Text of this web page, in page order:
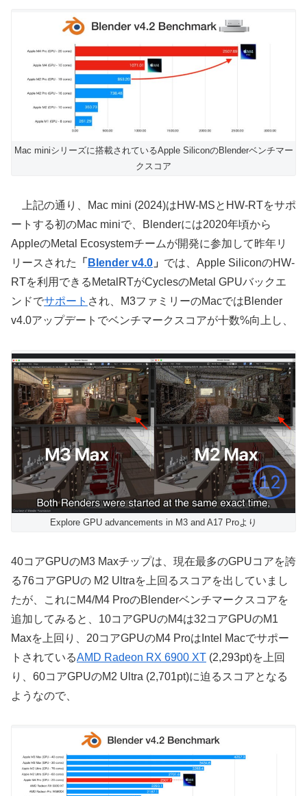
Mac miniシリーズに搭載されているApple SiliconのBlenderベンチマー
クスコア
上記の通り、Mac mini (2024)はHW-MSとHW-RTをサポ
ートする初のMac miniで、Blenderには2020年頃から
AppleのMetal Ecosystemチームが開発に参加して昨年リ
リースされた
「 Blender v4.0 」 では、Apple SiliconのHW-
RTを利用できるMetalRTがCyclesのMetal GPUバックエ
ンドでサポート され、M3ファミリーのMacではBlender
v4.0アップデートでベンチマークスコアが十数%向上し、
Explore GPU advancements in M3 and A17 Proより
40コアGPUのM3 Maxチップは、現在最多のGPUコアを誇
る76コアGPUの M2 Ultraを上回るスコアを出していまし
たが、これにM4/M4 ProのBlenderベンチマークスコアを
追加してみると、10コアGPUのM4は32コアGPUのM1
Maxを上回り、20コアGPUのM4 ProはIntel Macでサポー
トされているAMD Radeon RX 6900 XT (2,293pt)を上回
り、60コアGPUのM2 Ultra (2,701pt)に迫るスコアとなる
ようなので、